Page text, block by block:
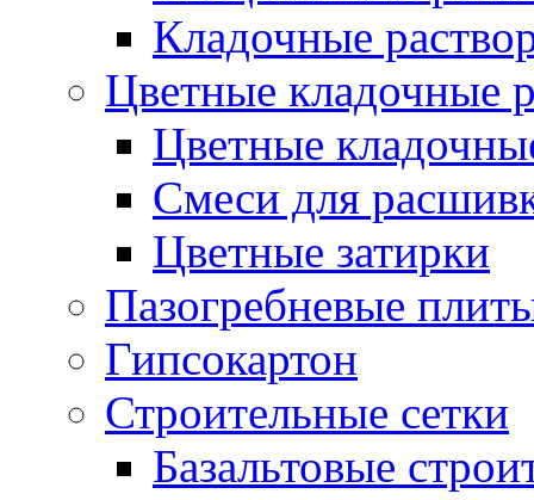
Кладочные
Цветные кладочные
Цветные
Cмеси для
Цветные затирки
Пазогребневые
Гипсокартон
Строительные сетки
Базальтовые